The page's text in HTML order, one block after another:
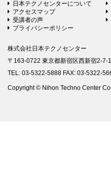
日本テクノセンターについて
アクセスマップ
受講者の声
プライバシーポリシー
株式会社日本テクノセンター
〒163-0722 東京都新宿区西新宿2-7-
TEL: 03-5322-5888 FAX: 03-5322-
Copyright © Nihon Techno Center